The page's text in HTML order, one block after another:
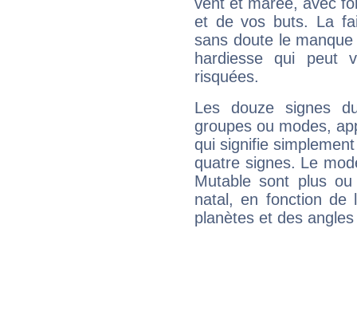
et de vos buts. La
sans doute le
hardiesse qui peut
risquées.
Les douze signes
groupes ou modes,
qui signifie
quatre signes. Le
Mutable sont plus
natal, en fonction de
planètes et des